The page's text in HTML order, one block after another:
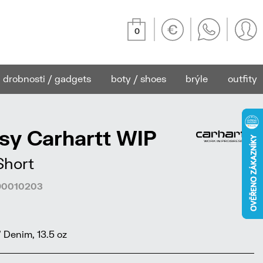
0
drobnosti / gadgets boty / shoes brýle outfity
Carhartt WIP
13.5 oz